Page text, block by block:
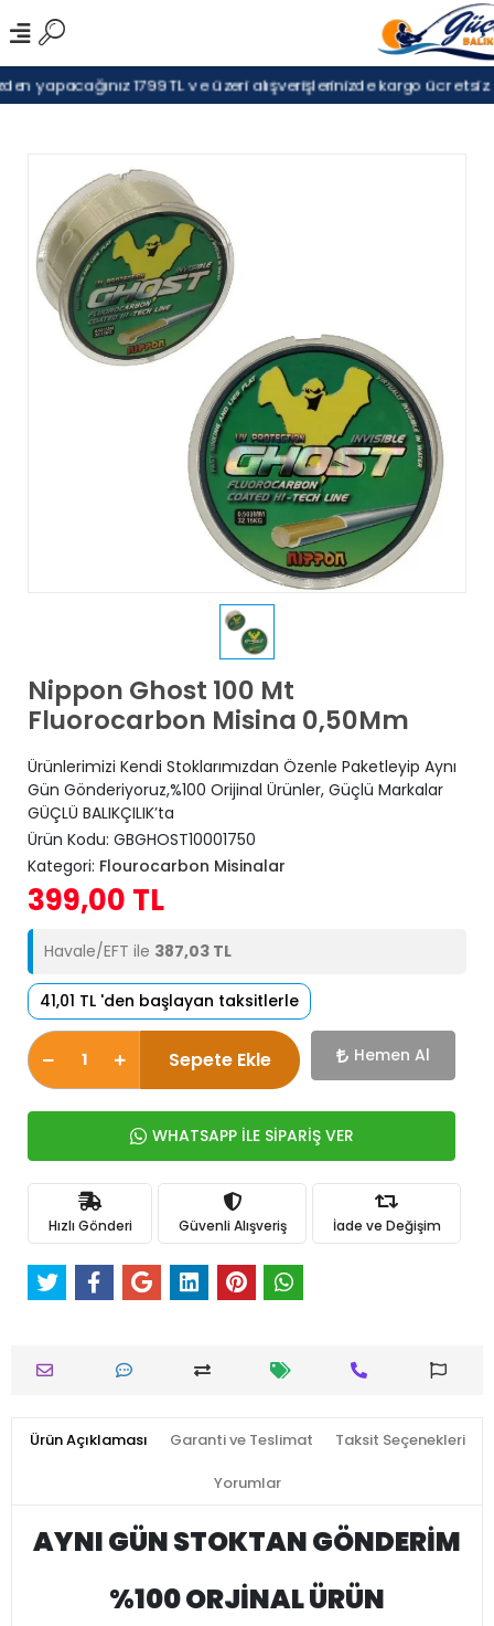
yapacağınız 1799TL ve üzeri alışverişlerinizde kargo ücretsiz.
Nippon Ghost 100 Mt
Fluorocarbon Misina 0,50Mm
Ürünlerimizi Kendi Stoklarımızdan Özenle Paketleyip Aynı
Gün Gönderiyoruz,%100 Orijinal Ürünler, Güçlü Markalar
GÜÇLÜ BALIKÇILIK’ta
Ürün Kodu: GBGHOST10001750
Kategori: Flourocarbon Misinalar
399,00 TL
Havale/EFT ile 387,03 TL
41,01 TL 'den başlayan taksitlerle
Sepete Ekle Hemen Al
WHATSAPP İLE SİPARİŞ VER
Hızlı Gönderi Güvenli Alışveriş İade ve Değişim
Ürün Açıklaması Garanti ve Teslimat Taksit Seçenekleri
Yorumlar
AYNI GÜN STOKTAN GÖNDERİM
%100 ORJİNAL ÜRÜN